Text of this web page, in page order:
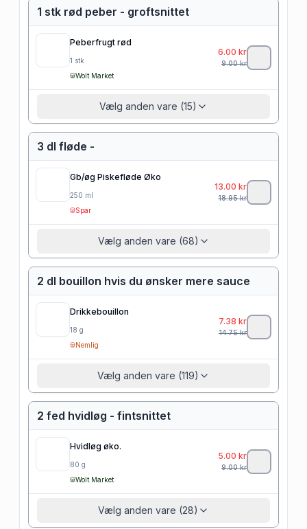
1 stk rød peber - groftsnittet
Peberfrugt rød
1 stk
Wolt Market
6.00 kr
9.00kr
Vælg anden vare (15)
3 dl fløde -
Gb/øg Piskefløde Øko
250 ml
Spar
13.00 kr
18.95kr
Vælg anden vare (68)
2 dl bouillon hvis du ønsker mere sauce
Drikkebouillon
18 g
Nemlig
7.38 kr
14.75kr
Vælg anden vare (119)
2 fed hvidløg - fintsnittet
Hvidløg øko.
80 g
Wolt Market
5.00 kr
9.00kr
Vælg anden vare (28)